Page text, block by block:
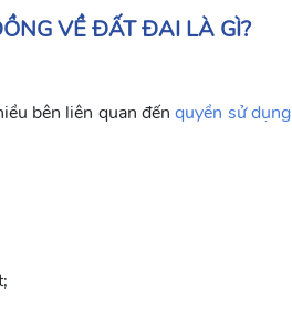
VỀ ĐẤT ĐAI LÀ GÌ?
bên liên quan đếnquyền sử dụng